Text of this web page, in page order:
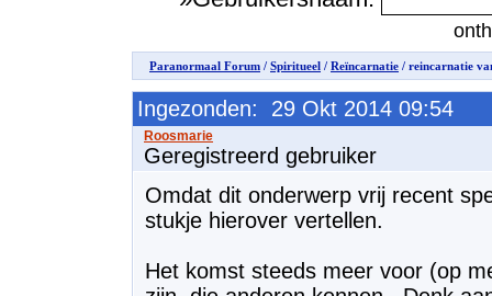
Paranormaal Forum / Spiritueel / Reïncarnatie / reincarnatie
Ingezonden: 29 Okt 2014 09:54
Geregistreerd gebruiker
Omdat dit onderwerp vrij recent
stukje hierover vertellen.
Het komst steeds meer voor (op